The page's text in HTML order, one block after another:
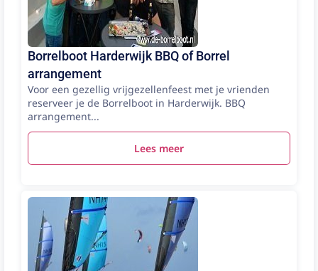
Borrelboot Harderwijk BBQ of Borrel
arrangement
Voor een gezellig vrijgezellenfeest met je vrienden
reserveer je de Borrelboot in Harderwijk. BBQ
arrangement...
Lees meer